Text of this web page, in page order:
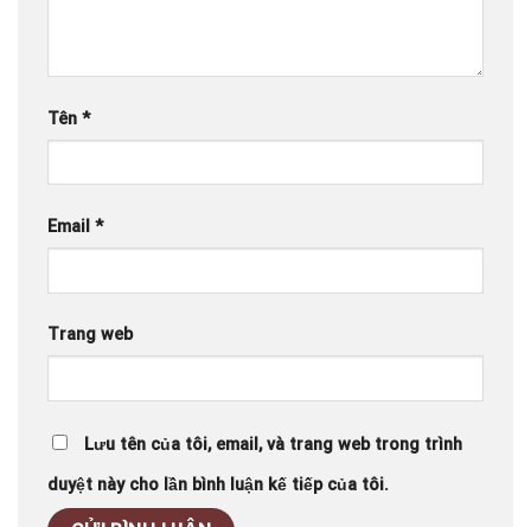
Tên *
Email *
Trang web
Lưu tên của tôi, email, và trang web trong trình
duyệt này cho lần bình luận kế tiếp của tôi.